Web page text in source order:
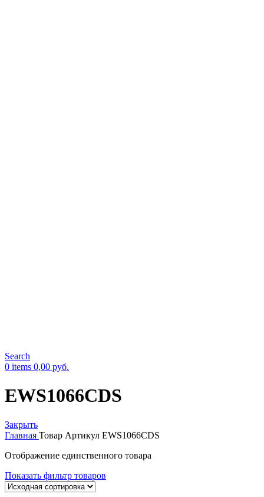
Search
0 items 0,00 руб.
EWS1066CDS
Закрыть
Главная Товар Артикул EWS1066CDS
Отображение единственного товара
Показать фильтр товаров